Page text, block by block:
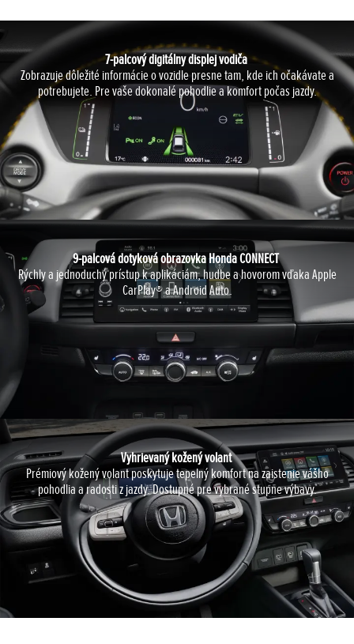
7-palcový digitálny displej vodiča
Zobrazuje dôležité informácie o vozidle presne tam, kde ich očakávate a
potrebujete. Pre vaše dokonalé pohodlie a komfort počas jazdy.
9-palcová dotyková obrazovka Honda CONNECT
Rýchly a jednoduchý prístup k aplikáciám, hudbe a hovorom vďaka Apple
CarPlay® a Android Auto.
Vyhrievaný kožený volant
Prémiový kožený volant poskytuje tepelný komfort na zaistenie vášho
pohodlia a radosti z jazdy. Dostupné pre vybrané stupne výbavy.